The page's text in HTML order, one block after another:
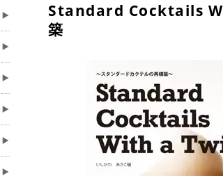
Standard Cocktails
築